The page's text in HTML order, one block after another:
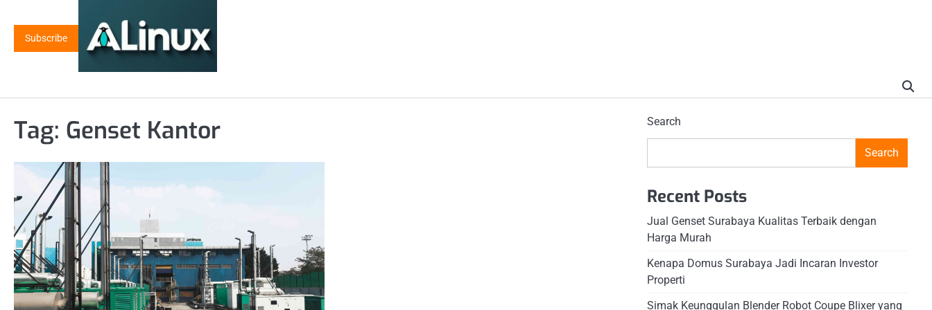
contentSubscribe
Tag: Genset Kantor Search
Search
Recent Posts
Jual Genset Surabaya Kualitas Terbaik dengan
Harga Murah
Kenapa Domus Surabaya Jadi Incaran Investor
Properti
Simak Keunggulan Blender Robot Coupe Blixer yang